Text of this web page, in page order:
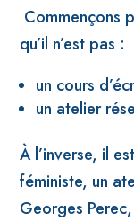
Commençons
qu’il n’est pas :
un cours
un atelier
À l’inverse, il
féministe, un
Georges